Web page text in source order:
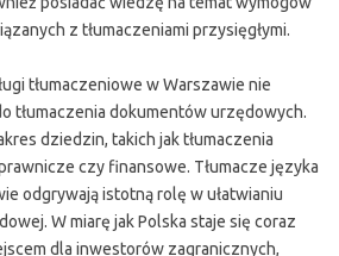
z tłumaczeniami przysięgłymi.
tłumaczeniowe w Warszawie nie
tłumaczenia dokumentów urzędowych.
dziedzin, takich jak tłumaczenia
czy finansowe. Tłumacze języka
odgrywają istotną rolę w ułatwianiu
W miarę jak Polska staje się coraz
dla inwestorów zagranicznych,